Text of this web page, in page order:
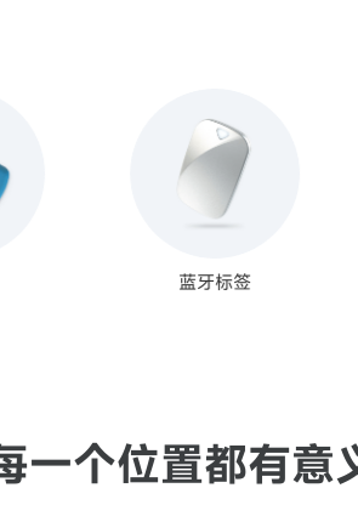
一个位置都有意